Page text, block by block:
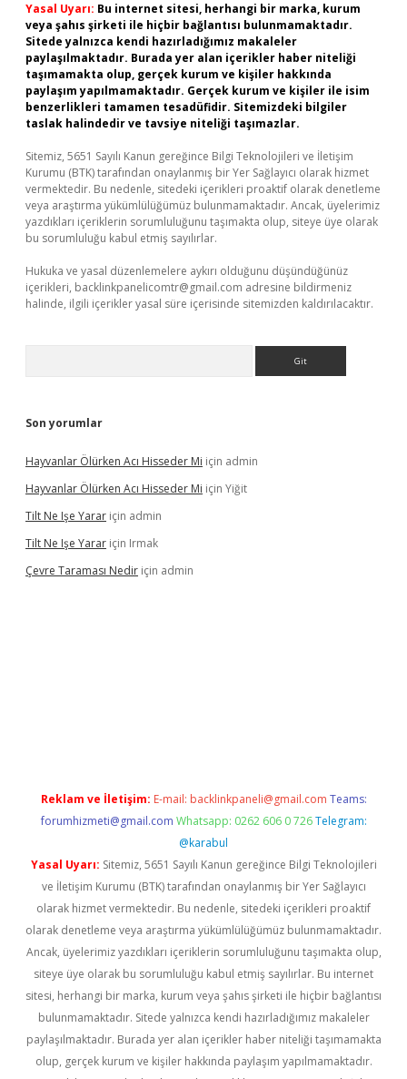
Yasal Uyarı: Bu internet sitesi, herhangi bir marka, kurum
veya şahıs şirketi ile hiçbir bağlantısı bulunmamaktadır.
Sitede yalnızca kendi hazırladığımız makaleler
paylaşılmaktadır. Burada yer alan içerikler haber niteliği
taşımamakta olup, gerçek kurum ve kişiler hakkında
paylaşım yapılmamaktadır. Gerçek kurum ve kişiler ile isim
benzerlikleri tamamen tesadüfidir. Sitemizdeki bilgiler
taslak halindedir ve tavsiye niteliği taşımazlar.
Sitemiz, 5651 Sayılı Kanun gereğince Bilgi Teknolojileri ve İletişim
Kurumu (BTK) tarafından onaylanmış bir Yer Sağlayıcı olarak hizmet
vermektedir. Bu nedenle, sitedeki içerikleri proaktif olarak denetleme
veya araştırma yükümlülüğümüz bulunmamaktadır. Ancak, üyelerimiz
yazdıkları içeriklerin sorumluluğunu taşımakta olup, siteye üye olarak
bu sorumluluğu kabul etmiş sayılırlar.
Hukuka ve yasal düzenlemelere aykırı olduğunu düşündüğünüz
içerikleri, backlinkpanelicomtr@gmail.com adresine bildirmeniz
halinde, ilgili içerikler yasal süre içerisinde sitemizden kaldırılacaktır.
Son yorumlar
Hayvanlar Ölürken Acı Hisseder Mi için admin
Hayvanlar Ölürken Acı Hisseder Mi için Yiğit
Tilt Ne Işe Yarar için admin
Tilt Ne Işe Yarar için Irmak
Çevre Taraması Nedir için admin
Reklam ve İletişim: E-mail: backlinkpaneli@gmail.com Teams:
forumhizmeti@gmail.com Whatsapp: 0262 606 0 726 Telegram:
@karabul
Yasal Uyarı: Sitemiz, 5651 Sayılı Kanun gereğince Bilgi Teknolojileri
ve İletişim Kurumu (BTK) tarafından onaylanmış bir Yer Sağlayıcı
olarak hizmet vermektedir. Bu nedenle, sitedeki içerikleri proaktif
olarak denetleme veya araştırma yükümlülüğümüz bulunmamaktadır.
Ancak, üyelerimiz yazdıkları içeriklerin sorumluluğunu taşımakta olup,
siteye üye olarak bu sorumluluğu kabul etmiş sayılırlar. Bu internet
sitesi, herhangi bir marka, kurum veya şahıs şirketi ile hiçbir bağlantısı
bulunmamaktadır. Sitede yalnızca kendi hazırladığımız makaleler
paylaşılmaktadır. Burada yer alan içerikler haber niteliği taşımamakta
olup, gerçek kurum ve kişiler hakkında paylaşım yapılmamaktadır.